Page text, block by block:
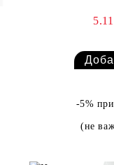
-5%
(не